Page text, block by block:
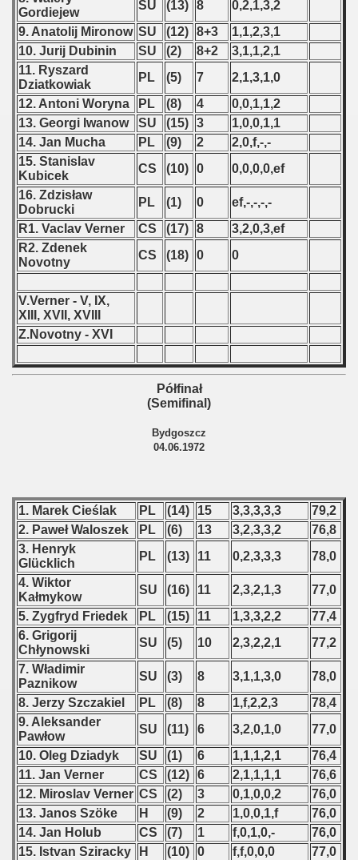
Gordiejew
SU (13) 8
0,2,1,3,2
9. Anatolij Mironow SU (12) 8+3
1,1,2,3,1
10. Jurij Dubinin
SU (2) 8+2
3,1,1,2,1
11. Ryszard
Dziatkowiak
PL (5) 7
2,1,3,1,0
12. Antoni Woryna
PL (8) 4
0,0,1,1,2
13. Georgi Iwanow
SU (15) 3
1,0,0,1,1
14. Jan Mucha
PL (9) 2
2,0,f,-,-
15. Stanislav
Kubicek
CS (10) 0
0,0,0,0,ef
16. Zdzisław
Dobrucki
PL (1) 0
ef,-,-,-,-
R1. Vaclav Verner
CS (17) 8
3,2,0,3,ef
R2. Zdenek
Novotny
CS (18) 0 0
V.Verner - V, IX,
XIII, XVII, XVIII
Z.Novotny - XVI
Półfinał
(Semifinal)
Bydgoszcz
04.06.1972
1. Marek Cieślak PL (14) 15 3,3,3,3,3
79,2
2. Paweł Waloszek
PL (6) 13 3,2,3,3,2
76,8
3. Henryk
Glücklich
PL (13) 11 0,2,3,3,3
78,0
4. Wiktor
Kałmykow
SU (16) 11 2,3,2,1,3
77,0
5. Zygfryd Friedek
PL (15) 11 1,3,3,2,2
77,4
6. Grigorij
Chłynowski
SU (5) 10 2,3,2,2,1
77,2
7. Władimir
Paznikow
SU (3) 8 3,1,1,3,0
78,0
8. Jerzy Szczakiel
PL (8) 8 1,f,2,2,3
78,4
9. Aleksander
Pawłow
SU (11) 6 3,2,0,1,0
77,0
10. Oleg Dziadyk
SU (1) 6 1,1,1,2,1
76,4
11. Jan Verner
CS (12) 6 2,1,1,1,1
76,6
12. Miroslav Verner CS (2) 3 0,1,0,0,2
76,0
13. Janos Szöke
H (9) 2 1,0,0,1,f
76,0
14. Jan Holub
CS (7) 1 f,0,1,0,-
76,0
15. Istvan Sziracky
H (10) 0 f,f,0,0,0
77,0
Round
of USSR